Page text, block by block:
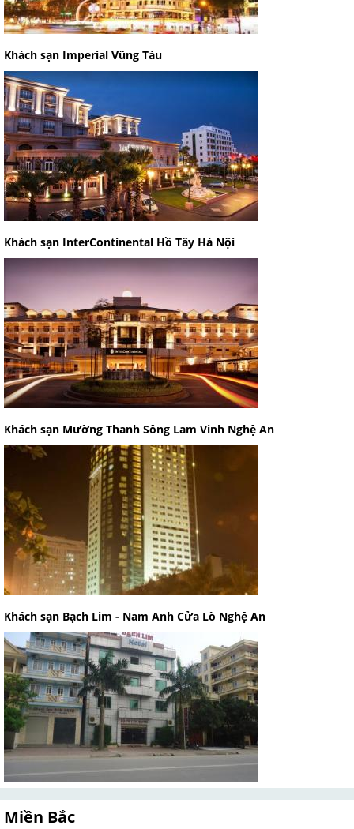
Khách sạn Imperial Vũng Tàu
Khách sạn InterContinental Hồ Tây Hà Nội
Khách sạn Mường Thanh Sông Lam Vinh Nghệ An
Khách sạn Bạch Lim - Nam Anh Cửa Lò Nghệ An
Miền Bắc